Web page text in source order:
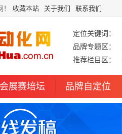
收藏本站 关于我们 联系我们
定位关键词：
品牌专题区：
推荐栏目区：
会展赛培坛 品牌自定位